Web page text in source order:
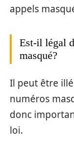
appels
Est-il légal
masqué?
Il peut être
numéros
donc
loi.